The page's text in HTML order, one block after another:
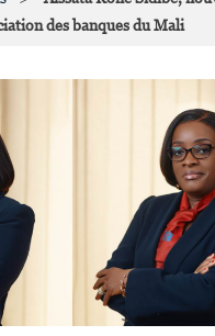
des banques du Mali